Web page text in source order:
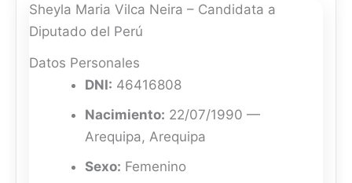
Sheyla Maria Vilca Neira – Candidata a
Diputado del Perú
Datos Personales
DNI: 46416808
Nacimiento: 22/07/1990 —
Arequipa, Arequipa
Sexo: Femenino